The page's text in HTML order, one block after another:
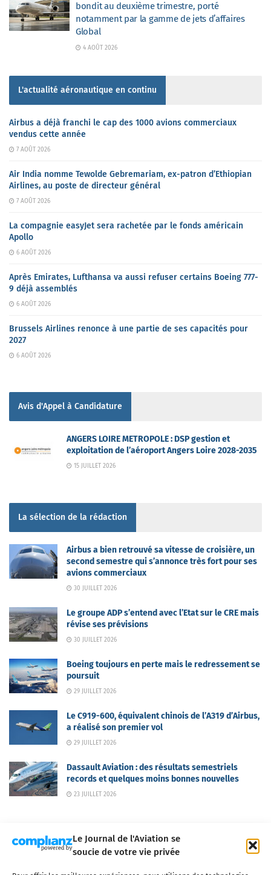
Le Journal de l'Aviation se
soucie de votre vie privée
bondit au deuxième trimestre, porté
notamment par la gamme de jets d’affaires
Global
4 AOÛT 2026
L'actualité aéronautique en continu
Airbus a déjà franchi le cap des 1000 avions commerciaux
vendus cette année
7 AOÛT 2026
Air India nomme Tewolde Gebremariam, ex-patron d’Ethiopian
Airlines, au poste de directeur général
7 AOÛT 2026
La compagnie easyJet sera rachetée par le fonds américain
Apollo
6 AOÛT 2026
Après Emirates, Lufthansa va aussi refuser certains Boeing 777-
9 déjà assemblés
6 AOÛT 2026
Brussels Airlines renonce à une partie de ses capacités pour
2027
6 AOÛT 2026
Avis d'Appel à Candidature
ANGERS LOIRE METROPOLE : DSP gestion et
exploitation de l’aéroport Angers Loire 2028-2035
15 JUILLET 2026
La sélection de la rédaction
Airbus a bien retrouvé sa vitesse de croisière, un
second semestre qui s’annonce très fort pour ses
avions commerciaux
30 JUILLET 2026
Le groupe ADP s’entend avec l’Etat sur le CRE mais
révise ses prévisions
30 JUILLET 2026
Boeing toujours en perte mais le redressement se
poursuit
29 JUILLET 2026
Le C919-600, équivalent chinois de l’A319 d’Airbus,
a réalisé son premier vol
29 JUILLET 2026
Dassault Aviation : des résultats semestriels
records et quelques moins bonnes nouvelles
23 JUILLET 2026